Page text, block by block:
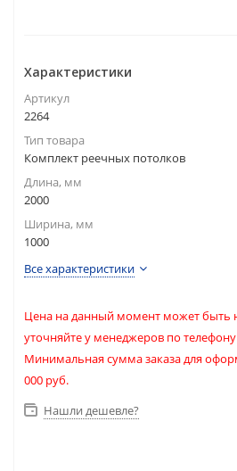
Характеристики
Артикул
2264
Тип товара
Комплект реечных потолков
Длина, мм
2000
Ширина, мм
1000
Все характеристики
Цена на данный момент может быть
уточняйте у менеджеров по телефону
Минимальная сумма заказа для
000 руб.
Нашли дешевле?